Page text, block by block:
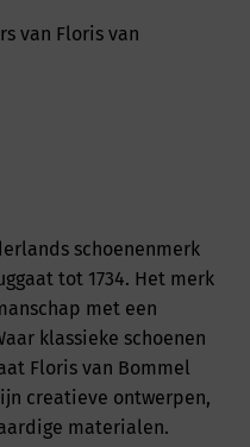
van Floris van
schoenenmerk
tot 1734. Het merk
met een
klassieke schoenen
Floris van Bommel
creatieve ontwerpen,
materialen.